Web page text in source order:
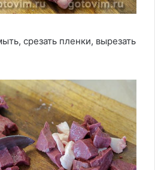
срезать пленки, вырезать